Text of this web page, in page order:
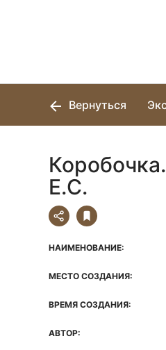
Вернуться
Е.С.
НАИМЕНОВАНИЕ:
МЕСТО СОЗДАНИЯ:
ВРЕМЯ СОЗДАНИЯ:
АВТОР: